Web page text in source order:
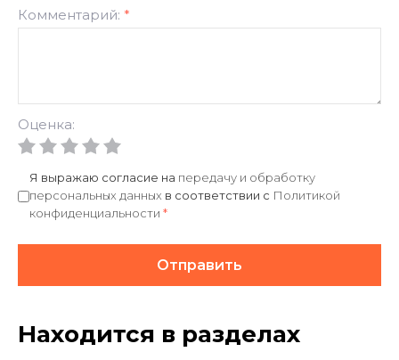
Комментарий: *
Оценка:
Я выражаю согласие на передачу и обработку
персональных данных в соответствии с Политикой
конфиденциальности *
Отправить
Находится в разделах